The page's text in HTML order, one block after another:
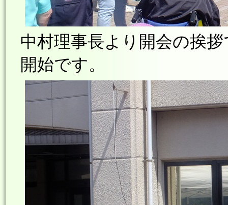
中村理事長より開会の挨
開始です。